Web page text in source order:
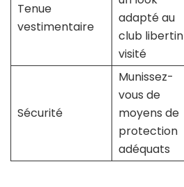
Tenue
vestimentaire
adapté au
club libertin
visité
Sécurité
Munissez-
vous de
moyens de
protection
adéquats